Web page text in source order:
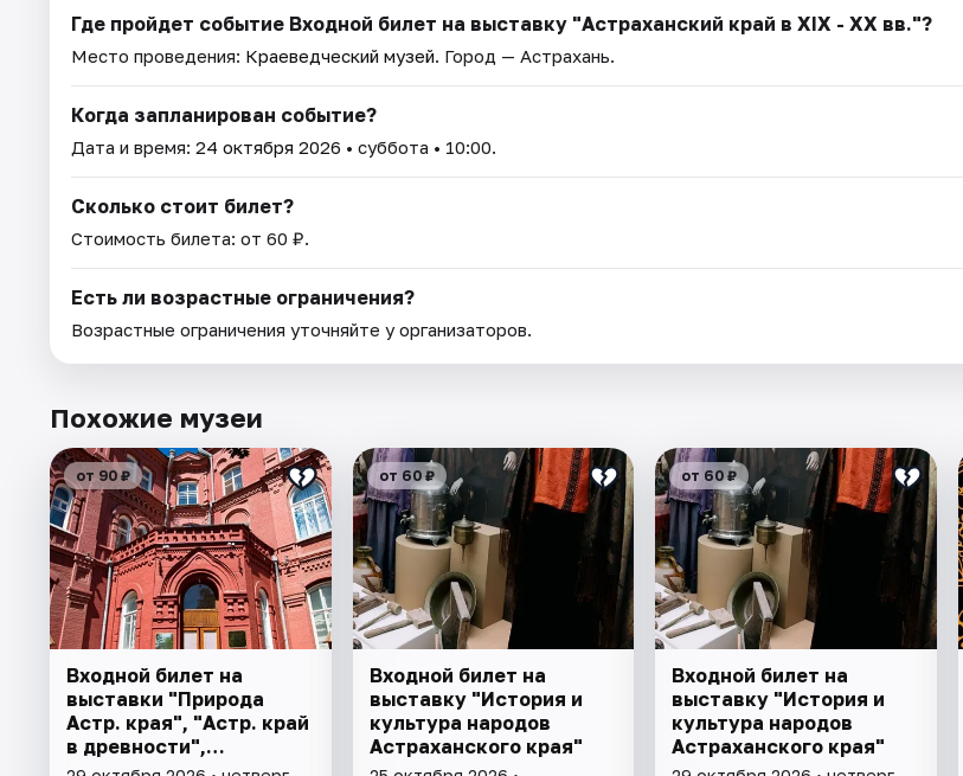
Где пройдет событие Входной билет на выставку "Астраханский край в XIX - XX вв."?
Место проведения: Краеведческий музей. Город — Астрахань.
Когда запланирован событие?
Дата и время: 24 октября 2026 • суббота • 10:00.
Сколько стоит билет?
Стоимость билета: от 60 ₽.
Есть ли возрастные ограничения?
Возрастные ограничения уточняйте у организаторов.
Похожие музеи
от 90 ₽
Входной билет на
выставки "Природа
Астр. края", "Астр. край
в древности",
"Заселение Астр. края"
от 60 ₽
Входной билет на
выставку "История и
культура народов
Астраханского края"
от 60 ₽
Входной билет на
выставку "История и
культура народов
Астраханского края"